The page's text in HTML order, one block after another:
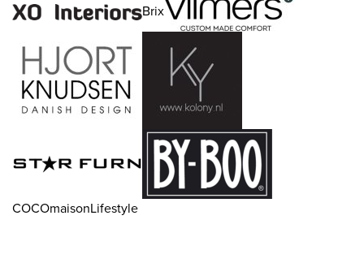
Brix
COCOmaisonLifestyle